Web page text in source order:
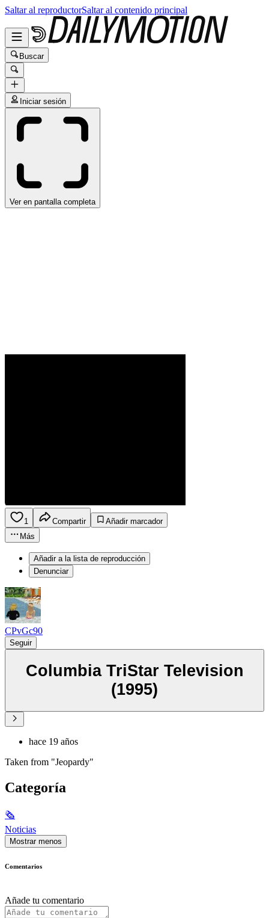
Saltar al reproductorSaltar al contenido principal
Buscar
Iniciar sesión
Ver en pantalla completa
1 Compartir
Añadir marcador
Más
Añadir a la lista de reproducción
Denunciar
CPvGc90
Seguir
Columbia TriStar Television
(1995)
hace 19 años
Taken from "Jeopardy"
Categoría
🗞
Noticias
Mostrar menos
Comentarios
Añade tu comentario